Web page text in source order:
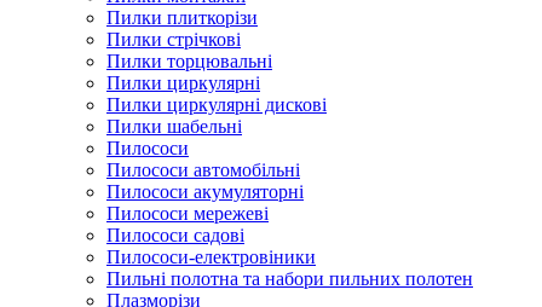
Пилки плиткорізи
Пилки стрічкові
Пилки торцювальні
Пилки циркулярні
Пилки циркулярні дискові
Пилки шабельні
Пилососи
Пилососи автомобільні
Пилососи акумуляторні
Пилососи мережеві
Пилососи садові
Пилососи-електровіники
Пильні полотна та набори пильних полотен
Плазморізи